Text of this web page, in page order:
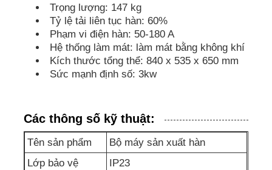
bộ máy phát điện cách âm
Máy phát điện gia dụng
Máy phát âm tiếng ồn thấp
Trọng lượng: 147 kg
Tỷ lệ tải liên tục hàn: 60%
Phạm vi điện hàn: 50-180 A
Hệ thống làm mát: làm mát bằng không khí
Kích thước tổng thể: 840 x 535 x 650 mm
Sức mạnh định số: 3kw
Các thông số kỹ thuật:
Tên sản phẩm
Bộ máy sản xuất hàn
Lớp bảo vệ
IP23